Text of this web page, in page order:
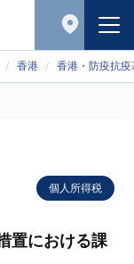
香港 香港・防疫抗
個人所得税
置における課